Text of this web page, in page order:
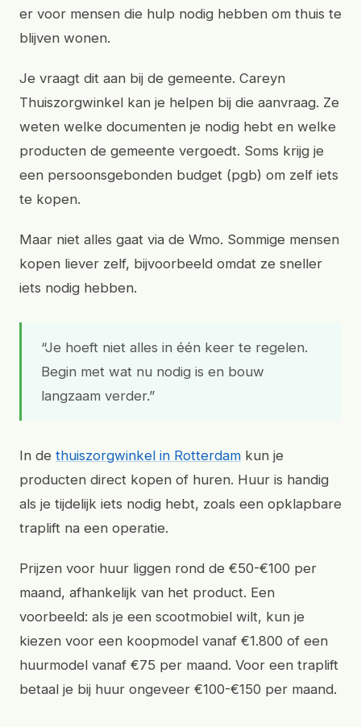
er voor mensen die hulp nodig hebben om thuis te
blijven wonen.
Je vraagt dit aan bij de gemeente. Careyn
Thuiszorgwinkel kan je helpen bij die aanvraag. Ze
weten welke documenten je nodig hebt en welke
producten de gemeente vergoedt. Soms krijg je
een persoonsgebonden budget (pgb) om zelf iets
te kopen.
Maar niet alles gaat via de Wmo. Sommige mensen
kopen liever zelf, bijvoorbeeld omdat ze sneller
iets nodig hebben.
“Je hoeft niet alles in één keer te regelen.
Begin met wat nu nodig is en bouw
langzaam verder.”
In de thuiszorgwinkel in Rotterdam kun je
producten direct kopen of huren. Huur is handig
als je tijdelijk iets nodig hebt, zoals een opklapbare
traplift na een operatie.
Prijzen voor huur liggen rond de €50-€100 per
maand, afhankelijk van het product. Een
voorbeeld: als je een scootmobiel wilt, kun je
kiezen voor een koopmodel vanaf €1.800 of een
huurmodel vanaf €75 per maand. Voor een traplift
betaal je bij huur ongeveer €100-€150 per maand.